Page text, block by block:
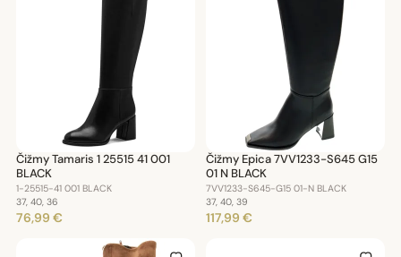
Čižmy Tamaris 1 25515 41 001
BLACK
1-25515-41 001 BLACK
37, 40, 36
76,99 €
Čižmy Epica 7VV1233-S645 G15
01 N BLACK
7VV1233-S645-G15 01-N BLACK
37, 40, 39
117,99 €